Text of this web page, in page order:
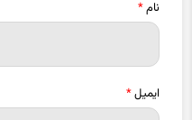
نام*
ایمیل*